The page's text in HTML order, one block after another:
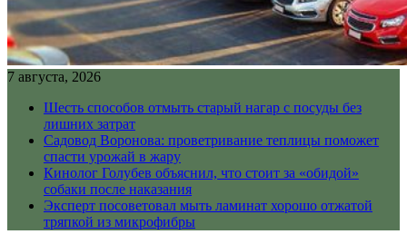
7 августа, 2026
Шесть способов отмыть старый нагар с посуды без
лишних затрат
Садовод Воронова: проветривание теплицы поможет
спасти урожай в жару
Кинолог Голубев объяснил, что стоит за «обидой»
собаки после наказания
Эксперт посоветовал мыть ламинат хорошо отжатой
тряпкой из микрофибры